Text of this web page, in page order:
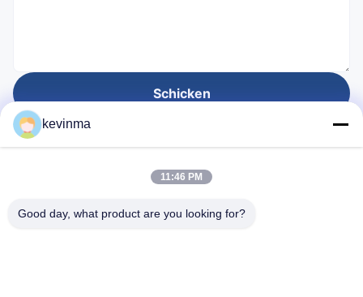
Schicken
28
kevinma
11:46 PM
Good day, what product are you looking for?